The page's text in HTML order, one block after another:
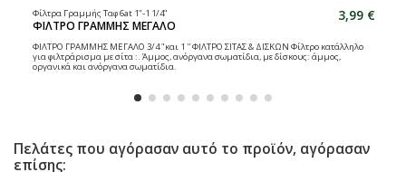
Φίλτρα Γραμμής Ταφ 6at 1"-1 1/4"
ΦΙΛΤΡΟ ΓΡΑΜΜΗΣ ΜΕΓΑΛΟ
3,99 €
ΦΙΛΤΡΟ ΓΡΑΜΜΗΣ ΜΕΓΑΛΟ 3/4 "και 1 '' ΦΙΛΤΡΟ ΣΙΤΑΣ & ΔΙΣΚΩΝ Φίλτρο κατάλληλο
για φιλτράρισμα με σίτα :. Άμμος, ανόργανα σωματίδια, με δίσκους: άμμος,
οργανικά και ανόργανα σωματίδια.
Πελάτες που αγόρασαν αυτό το προϊόν, αγόρασαν
επίσης: